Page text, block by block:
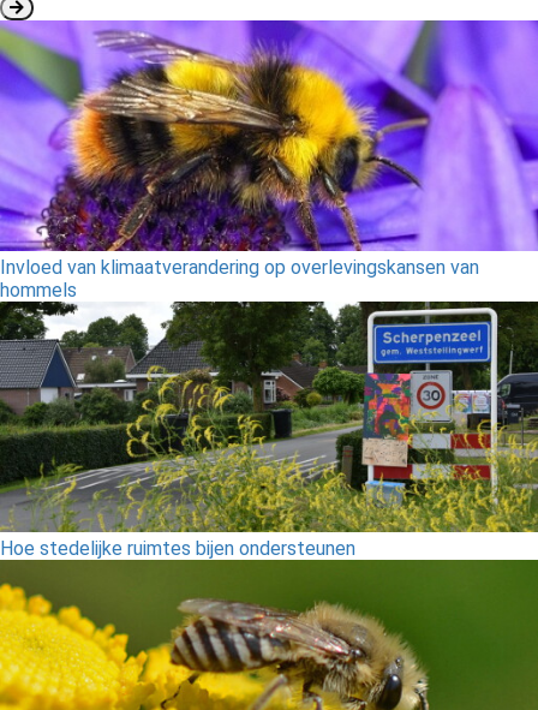
Invloed van klimaatverandering op overlevingskansen van
hommels
Hoe stedelijke ruimtes bijen ondersteunen